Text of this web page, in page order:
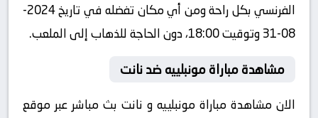
الفرنسي بكل راحة ومن أي مكان تفضله في تاريخ 2024-
08-31 وتوقيت 18:00، دون الحاجة للذهاب إلى الملعب.
مشاهدة مباراة مونبلييه ضد نانت
الان مشاهدة مباراة مونبلييه و نانت بث مباشر عبر موقع